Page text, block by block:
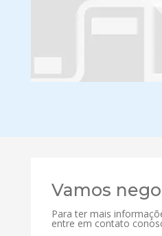
Vamos
Para ter mais
entre em contato